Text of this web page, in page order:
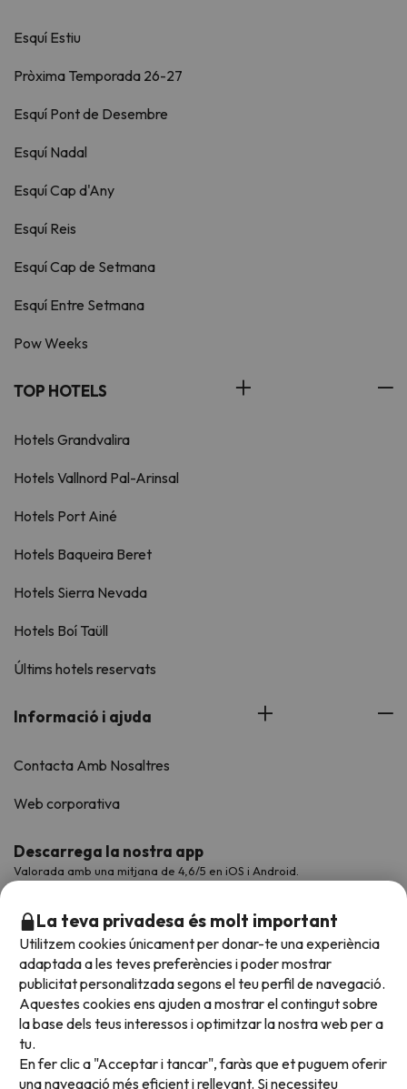
Esquí Estiu
Pròxima Temporada 26-27
Esquí Pont de Desembre
Esquí Nadal
Esquí Cap d'Any
Esquí Reis
Esquí Cap de Setmana
Esquí Entre Setmana
Pow Weeks
TOP HOTELS
Hotels Grandvalira
Hotels Vallnord Pal-Arinsal
Hotels Port Ainé
Hotels Baqueira Beret
Hotels Sierra Nevada
Hotels Boí Taüll
Últims hotels reservats
Informació i ajuda
Contacta Amb Nosaltres
Web corporativa
Descarrega la nostra app
Valorada amb una mitjana de 4,6/5 en iOS i Android.
Acceptem
La teva privadesa és molt important
Utilitzem cookies únicament per donar-te una experiència
adaptada a les teves preferències i poder mostrar
publicitat personalitzada segons el teu perfil de navegació.
Aquestes cookies ens ajuden a mostrar el contingut sobre
la base dels teus interessos i optimitzar la nostra web per a
tu.
En fer clic a "Acceptar i tancar", faràs que et puguem oferir
una navegació més eficient i rellevant. Si necessiteu